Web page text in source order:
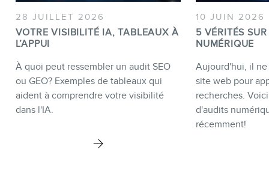
28 JUILLET 2026
VOTRE VISIBILITÉ IA, TABLEAUX À
L’APPUI
À quoi peut ressembler un audit SEO
ou GEO? Exemples de tableaux qui
aident à comprendre votre visibilité
dans l'IA.
10 JUIN 2026
5 VÉRITÉS
NUMÉRIQUE
Aujourd'hui, il
site web pour
recherches.
d'audits
récemment!